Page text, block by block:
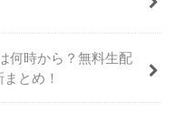
何時から？無料生配
とめ！